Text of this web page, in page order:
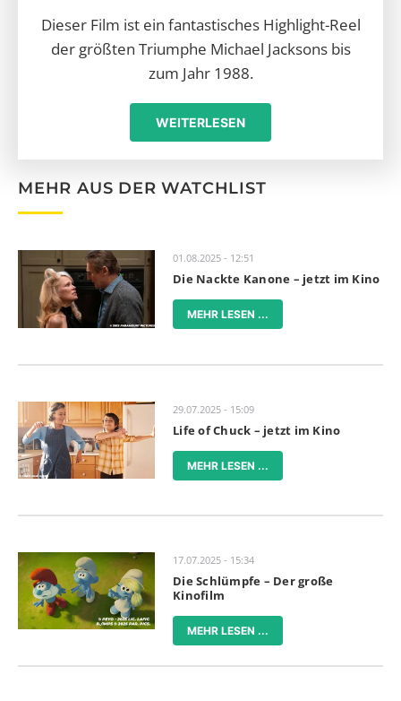
Dieser Film ist ein fantastisches Highlight-Reel
der größten Triumphe Michael Jacksons bis
zum Jahr 1988.
WEITERLESEN
MEHR AUS DER WATCHLIST
01.08.2025 - 12:51
Die Nackte Kanone – jetzt im Kino
MEHR LESEN ...
29.07.2025 - 15:09
Life of Chuck – jetzt im Kino
MEHR LESEN ...
17.07.2025 - 15:34
Die Schlümpfe – Der große
Kinofilm
MEHR LESEN ...